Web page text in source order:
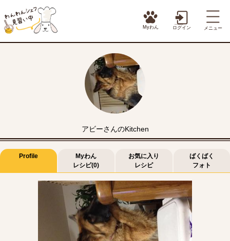
Myわん ログイン メニュー
アビーさんのKitchen
Profile
Myわん
レシピ(0)
お気に入り
レシピ
ばくばく
フォト